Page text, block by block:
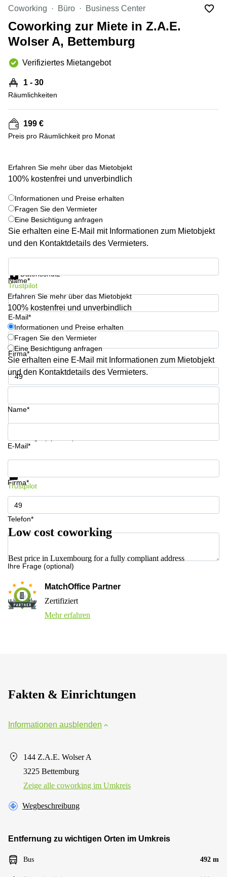
Сoworking
Esch-sur-
Alzette
Sandweiler
Bureaux
Esch-
sur-
Alzette
Bureaux
Sandweiler
Centres
Bertrange
Centres
Esch-
sur-
Alzette
Centres
Sandweiler
Coworking Büro Business Center
Coworking zur Miete in Z.A.E.
Wolser A, Bettemburg
Verifiziertes Mietangebot
1 - 30
Räumlichkeiten
199 €
Preis pro Räumlichkeit pro Monat
Erfahren Sie mehr über das Mietobjekt
100% kostenfrei und unverbindlich
Informationen und Preise erhalten
Fragen Sie den Vermieter
Eine Besichtigung anfragen
Sie erhalten eine E-Mail mit Informationen zum Mietobjekt
und den Kontaktdetails des Vermieters.
Name*
E-Mail*
Firma*
Telefon*
Datenschutz
Trustpilot
Erfahren Sie mehr über das Mietobjekt
100% kostenfrei und unverbindlich
Informationen und Preise erhalten
Fragen Sie den Vermieter
Eine Besichtigung anfragen
Sie erhalten eine E-Mail mit Informationen zum Mietobjekt
und den Kontaktdetails des Vermieters.
Name*
E-Mail*
Firma*
Telefon*
Ihre Frage (optional)
Informationen und Preise erhalten
Trustpilot
Low cost coworking
Best price in Luxembourg for a fully compliant address
MatchOffice Partner
Zertifiziert
Mehr erfahren
Fakten & Einrichtungen
Informationen ausblenden
144 Z.A.E. Wolser A
3225 Bettemburg
Zeige alle сoworking im Umkreis
Wegbeschreibung
Entfernung zu wichtigen Orten im Umkreis
Bus 492 m